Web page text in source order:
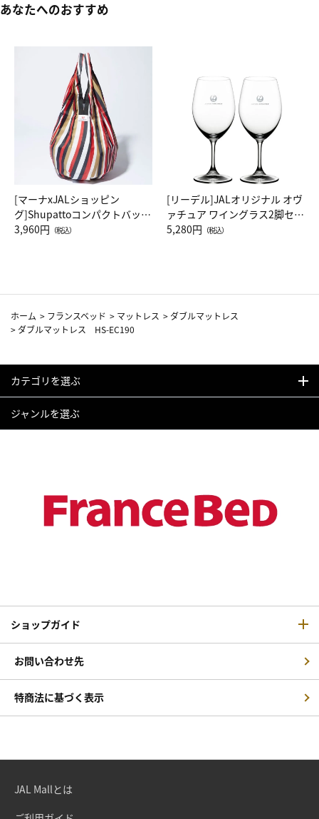
あなたへのおすすめ
[マーナxJALショッピン
グ]Shupattoコンパクトバッグ
Drop JAL客室乗務員（LC）ス
3,960円 （税込）
[リーデル]JALオリジナル オヴ
ァチュア ワイングラス2脚セッ
ト（レッドワイン）
5,280円 （税込）
ホーム > フランスベッド > マットレス > ダブルマットレス
> ダブルマットレス HS-EC190
カテゴリを選ぶ
ジャンルを選ぶ
ショップガイド
お問い合わせ先
特商法に基づく表示
JAL Mallとは